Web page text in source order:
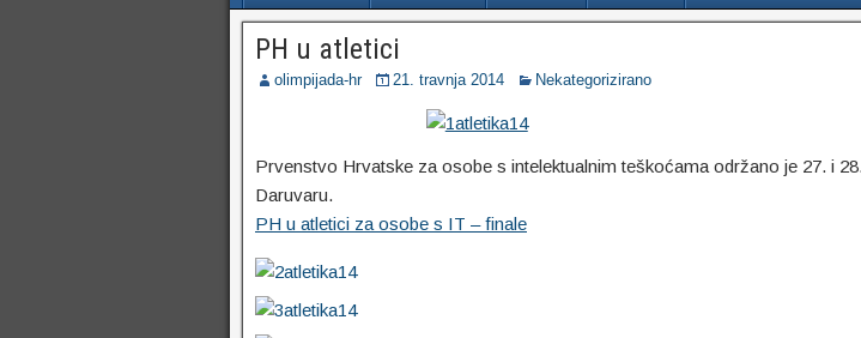
PH u atletici
olimpijada-hr 21. travnja 2014 Nekategorizirano
Prvenstvo Hrvatske za osobe s intelektualnim teškoćama održano je 27. i
Daruvaru.
PH u atletici za osobe s IT – finale